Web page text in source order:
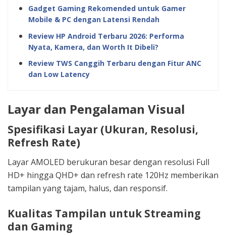
Gadget Gaming Rekomended untuk Gamer
Mobile & PC dengan Latensi Rendah
Review HP Android Terbaru 2026: Performa
Nyata, Kamera, dan Worth It Dibeli?
Review TWS Canggih Terbaru dengan Fitur ANC
dan Low Latency
Layar dan Pengalaman Visual
Spesifikasi Layar (Ukuran, Resolusi,
Refresh Rate)
Layar AMOLED berukuran besar dengan resolusi Full
HD+ hingga QHD+ dan refresh rate 120Hz memberikan
tampilan yang tajam, halus, dan responsif.
Kualitas Tampilan untuk Streaming
dan Gaming